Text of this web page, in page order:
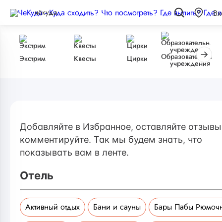
чёкуда
Экстрим Квесты Цирки
Образовательные
учреждения
Добавляйте в Избранное, оставляйте
комментируйте. Так мы будем знать, что
показывать вам в ленте.
Отель
Активный отдых Бани и сауны Бары Пабы